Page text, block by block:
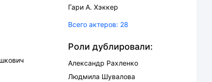
Гари А. Хэккер
Всего актеров: 28
Роли дублировали:
Александр Рахленко
Людмила Шувалова